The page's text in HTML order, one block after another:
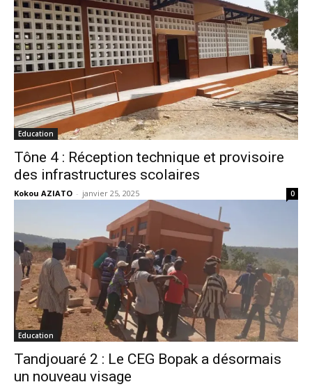
Education
Tône 4 : Réception technique et provisoire
des infrastructures scolaires
Kokou AZIATO - janvier 25, 2025 0
Education
Tandjouaré 2 : Le CEG Bopak a désormais
un nouveau visage